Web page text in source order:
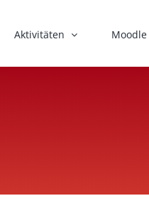
Aktivitäten Moodle